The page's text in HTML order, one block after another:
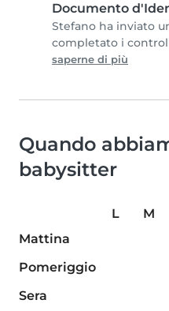
Documento
Stefano ha inviato
completato i
saperne di più
Quando
babysitter
L M
Mattina
Pomeriggio
Sera